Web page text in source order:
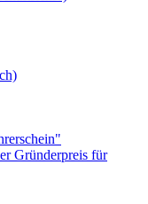
Gründerpreis für